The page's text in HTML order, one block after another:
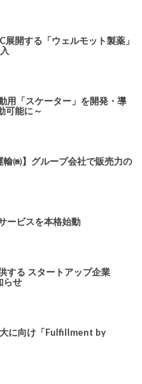
開する「ウェルモット製薬」
用「スケーター」を開発・導
可能に～
輸㈱】グループ会社で販売力の
ービスを本格始動
する スタートアップ企業
らせ
に向け「Fulfillment by